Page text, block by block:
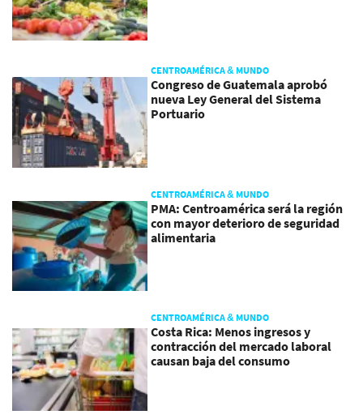
CENTROAMÉRICA & MUNDO
Congreso de Guatemala aprobó
nueva Ley General del Sistema
Portuario
CENTROAMÉRICA & MUNDO
PMA: Centroamérica será la región
con mayor deterioro de seguridad
alimentaria
CENTROAMÉRICA & MUNDO
Costa Rica: Menos ingresos y
contracción del mercado laboral
causan baja del consumo